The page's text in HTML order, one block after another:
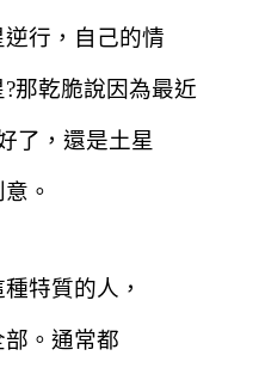
行，自己的情
?那乾脆說因為最近
了，還是土星
。
特質的人，
。通常都